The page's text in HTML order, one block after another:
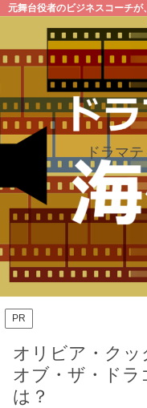
元舞台役者のビジネスコーチ
ドラマ
PR
オリビア・クッ
オブ・ザ・ドラ
は？